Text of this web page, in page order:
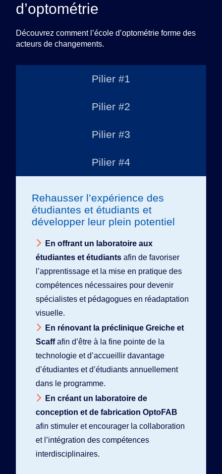
d’optométrie
Découvrez comment l’école d’optométrie forme des
acteurs de changements.
Pilier #1
Pilier #2
Pilier #3
Pilier #4
Rehausser l’expérience des
étudiantes et étudiants et
développer leur plein potentiel
En offrant un laboratoire aux
étudiantes et étudiants afin de favoriser
l’apprentissage et la mise en pratique des
compétences nécessaires pour devenir
spécialistes et pédagogues en réadaptation
visuelle.
En rénovant la préclinique Greiche et
Scaffafin d’être à la fine pointe de la
technologie et d’accueillir davantage
d’étudiantes et d’étudiants annuellement
dans le programme.
En créant un laboratoire de
conception et de fabrication OptoFAB
afin stimuler et encourager la collaboration
et l’intégration des compétences
interdisciplinaires.